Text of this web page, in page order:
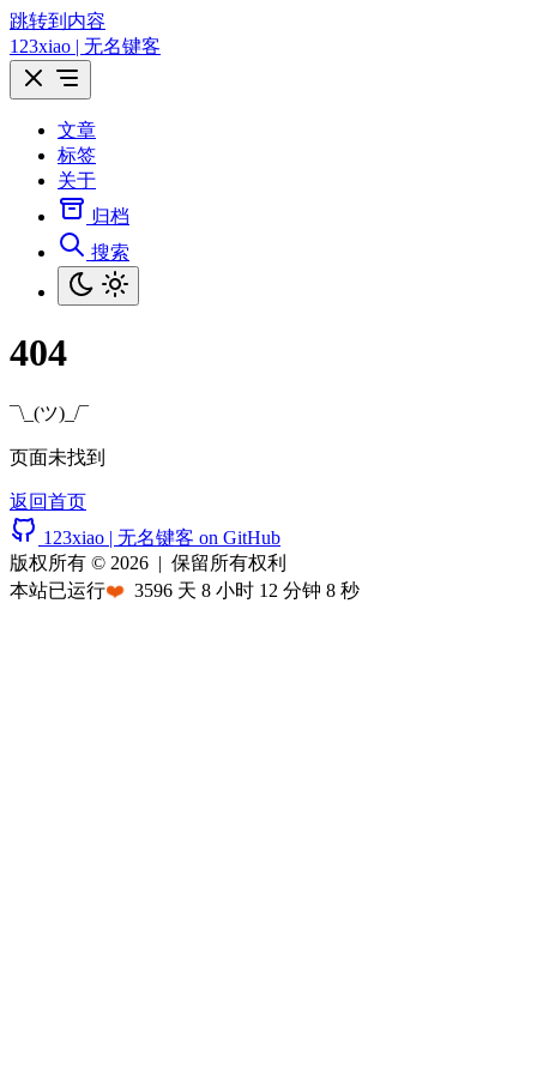
跳转到内容
123xiao | 无名键客
文章
标签
关于
归档
搜索
404
¯\_(ツ)_/¯
页面未找到
返回首页
123xiao | 无名键客 on GitHub
版权所有 © 2026 | 保留所有权利
本站已运行❤️ 3596 天 8 小时 12 分钟 8 秒